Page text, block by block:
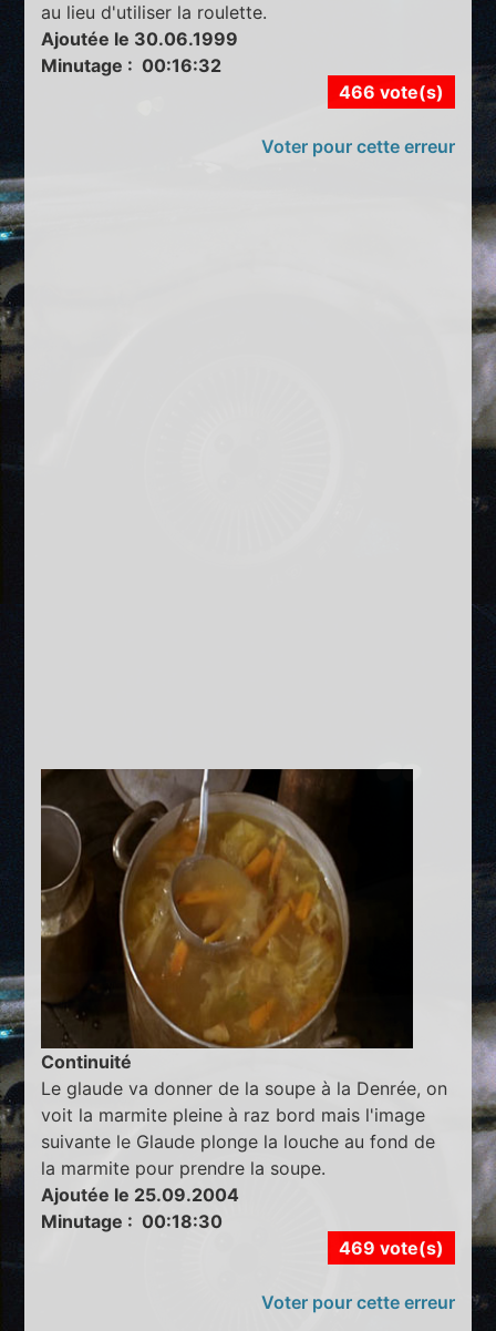
au lieu d'utiliser la roulette.
Ajoutée le 30.06.1999
Minutage : 00:16:32
466 vote(s)
Voter pour cette erreur
Continuité
Le glaude va donner de la soupe à la Denrée, on
voit la marmite pleine à raz bord mais l'image
suivante le Glaude plonge la louche au fond de
la marmite pour prendre la soupe.
Ajoutée le 25.09.2004
Minutage : 00:18:30
469 vote(s)
Voter pour cette erreur